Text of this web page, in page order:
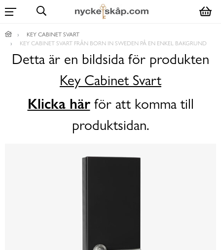
KEY CABINET SVART
KEY CABINET SVART FRÅN BORN IN SWEDEN PÅ EN ENKEL BAKGRUND
Detta är en bildsida för produkten
Key Cabinet Svart
Klicka härför att komma till
produktsidan.